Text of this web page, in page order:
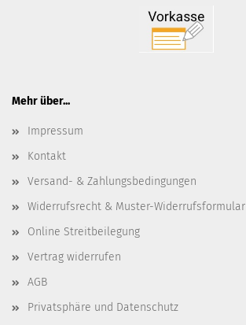
Mehr über...
Impressum
Kontakt
Versand- & Zahlungsbedingungen
Widerrufsrecht & Muster-Widerrufsformular
Online Streitbeilegung
Vertrag widerrufen
AGB
Privatsphäre und Datenschutz